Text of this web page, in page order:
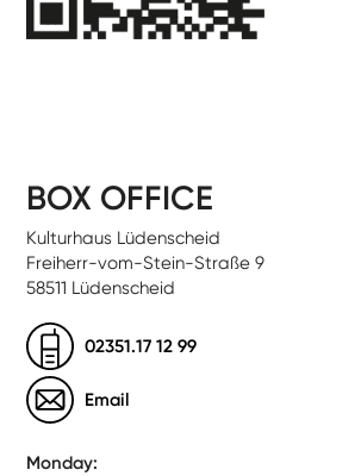
BOX OFFICE
Kulturhaus Lüdenscheid
Freiherr-vom-Stein-Straße 9
58511 Lüdenscheid
02351.17 12 99
Email
Monday: